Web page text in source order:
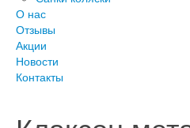
О нас
Отзывы
Акции
Новости
Контакты